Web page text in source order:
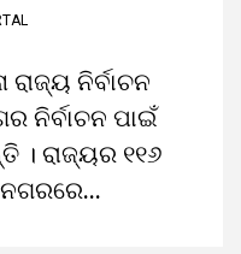
ରାଜ୍ୟ ନିର୍ବାଚନ
ନିର୍ବାଚନ ପାଇଁ
। ରାଜ୍ୟର ୧୧୬